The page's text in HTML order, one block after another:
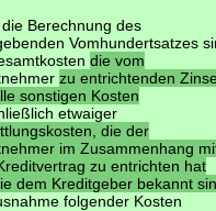
Berechnung des
Vomhundertsatzes
die vom
zu entrichtenden
sonstigen Kosten
etwaiger
die der
im Zusammenhang
zu entrichten hat
dem Kreditgeber bekannt
folgender Kosten